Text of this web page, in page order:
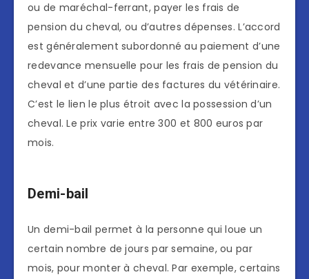
ou de maréchal-ferrant, payer les frais de
pension du cheval, ou d’autres dépenses. L’accord
est généralement subordonné au paiement d’une
redevance mensuelle pour les frais de pension du
cheval et d’une partie des factures du vétérinaire.
C’est le lien le plus étroit avec la possession d’un
cheval. Le prix varie entre 300 et 800 euros par
mois.
Demi-bail
Un demi-bail permet à la personne qui loue un
certain nombre de jours par semaine, ou par
mois, pour monter à cheval. Par exemple, certains